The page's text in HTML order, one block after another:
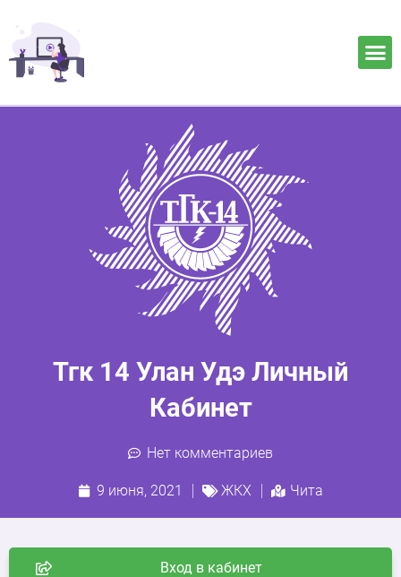
Тгк 14 Улан Удэ Личный
Кабинет
Нет комментариев
9 июня, 2021 ЖКХ Чита
Вход в кабинет